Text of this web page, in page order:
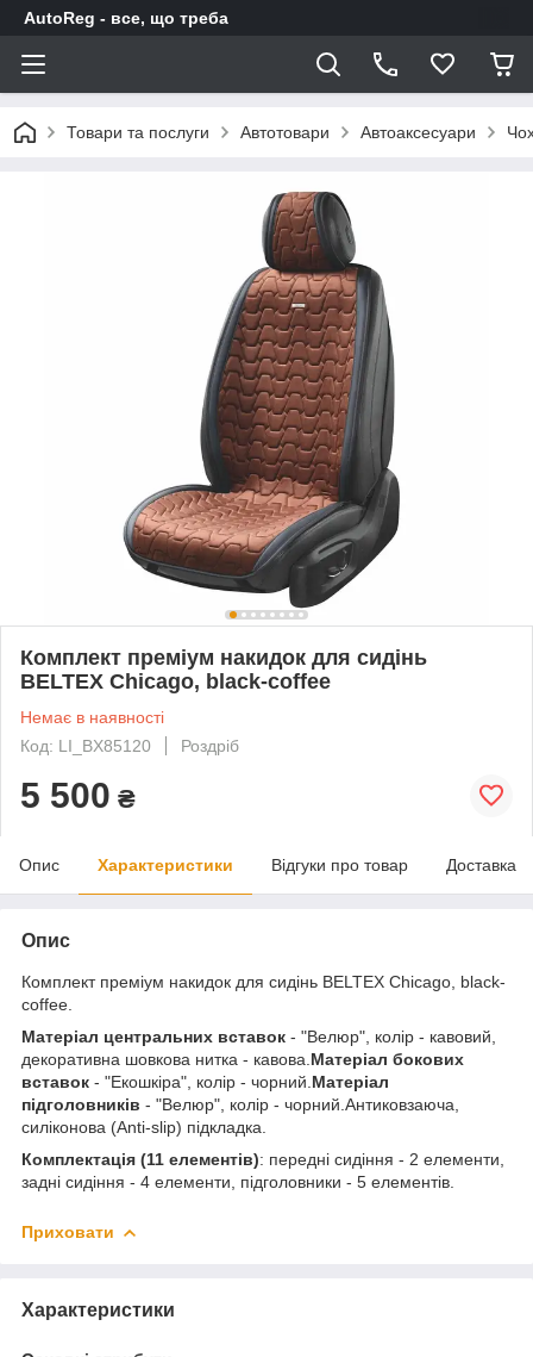
AutoReg - все, що треба
Товари та послуги Автотовари Автоаксесуари
Комплект преміум накидок для сидінь
BELTEX Chicago, black-coffee
Немає в наявності
Код: LI_BX85120
Роздріб
5 500 ₴
Опис Характеристики Відгуки про товар Доставка
Опис
Комплект преміум накидок для сидінь BELTEX Chicago, black-
coffee.
Матеріал центральних вставок - "Велюр", колір - кавовий,
декоративна шовкова нитка - кавова. Матеріал бокових
вставок - "Екошкіра", колір - чорний. Матеріал
підголовників - "Велюр", колір - чорний.Антиковзаюча,
силіконова (Anti-slip) підкладка.
Комплектація (11 елементів): передні сидіння - 2 елементи,
задні сидіння - 4 елементи, підголовники - 5 елементів.
Приховати
Характеристики